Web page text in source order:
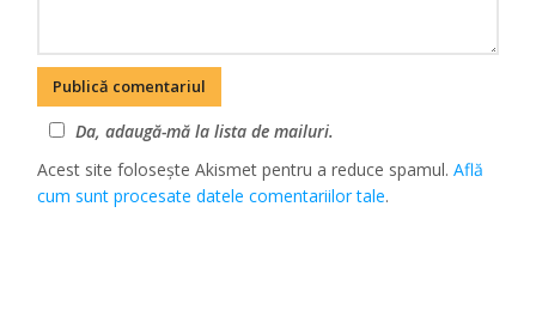
Da, adaugă-mă la lista de mailuri.
Acest site folosește Akismet pentru a reduce spamul.Află
cum sunt procesate datele comentariilor tale.